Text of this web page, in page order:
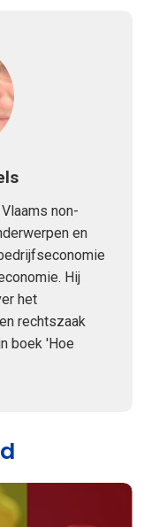
non-
en
Hij
het
rechtszaak
boek 'Hoe